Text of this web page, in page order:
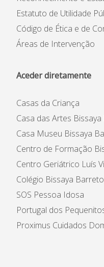
Estatuto de Utilidade
Código de Ética e de
Áreas de Intervenção
Aceder diretamente
Casas da Criança
Casa das Artes
Casa Museu Bissaya
Centro de Formação
Centro Geriátrico Luís
Colégio Bissaya Barreto
SOS Pessoa Idosa
Portugal dos
Proximus Cuidados